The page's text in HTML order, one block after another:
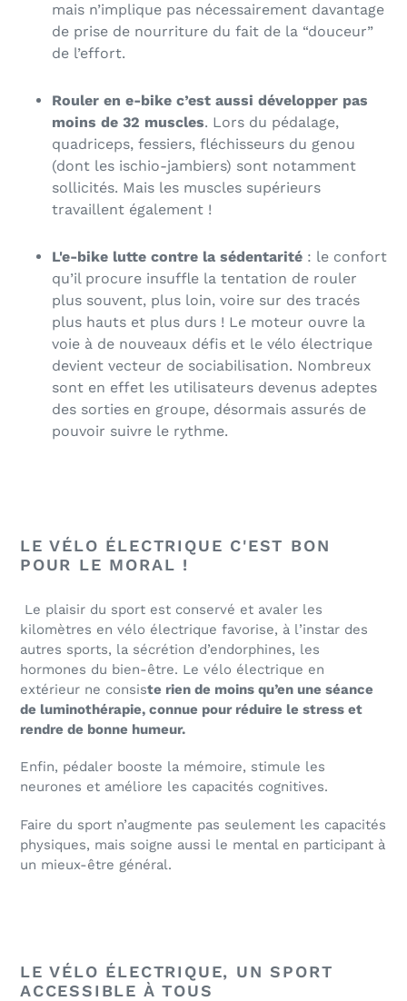
mais n’implique pas nécessairement davantage
de prise de nourriture du fait de la “douceur”
de l’effort.
Rouler en e-bike c’est aussi développer pas
moins de 32 muscles. Lors du pédalage,
quadriceps, fessiers, fléchisseurs du genou
(dont les ischio-jambiers) sont notamment
sollicités. Mais les muscles supérieurs
travaillent également !
L'e-bike lutte contre la sédentarité : le confort
qu’il procure insuffle la tentation de rouler
plus souvent, plus loin, voire sur des tracés
plus hauts et plus durs ! Le moteur ouvre la
voie à de nouveaux défis et le vélo électrique
devient vecteur de sociabilisation. Nombreux
sont en effet les utilisateurs devenus adeptes
des sorties en groupe, désormais assurés de
pouvoir suivre le rythme.
LE VÉLO ÉLECTRIQUE C'EST BON
POUR LE MORAL !
Le plaisir du sport est conservé et avaler les
kilomètres en vélo électrique favorise, à l’instar des
autres sports, la sécrétion d’endorphines, les
hormones du bien-être. Le vélo électrique en
extérieur ne consiste rien de moins qu’en une séance
de luminothérapie, connue pour réduire le stress et
rendre de bonne humeur.
Enfin, pédaler booste la mémoire, stimule les
neurones et améliore les capacités cognitives.
Faire du sport n’augmente pas seulement les capacités
physiques, mais soigne aussi le mental en participant à
un mieux-être général.
LE VÉLO ÉLECTRIQUE, UN SPORT
ACCESSIBLE À TOUS